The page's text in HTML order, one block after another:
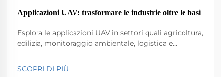
Applicazioni UAV: trasformare le industrie oltre le basi
Esplora le applicazioni UAV in settori quali agricoltura,
edilizia, monitoraggio ambientale, logistica e
e innovazione.
SCOPRI DI PIÙ